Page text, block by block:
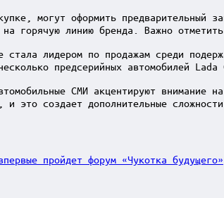
могут оформить предварительный
на горячую линию бренда. Важно
лидером по продажам среди
предсерийных автомобилей
СМИ акцентируют внимание
и это создает дополнительные
пройдет форум «Чукотка будущего»